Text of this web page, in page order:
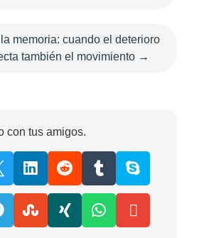
memoria: cuando el deterioro
también el movimiento→
con tus amigos.
   
   